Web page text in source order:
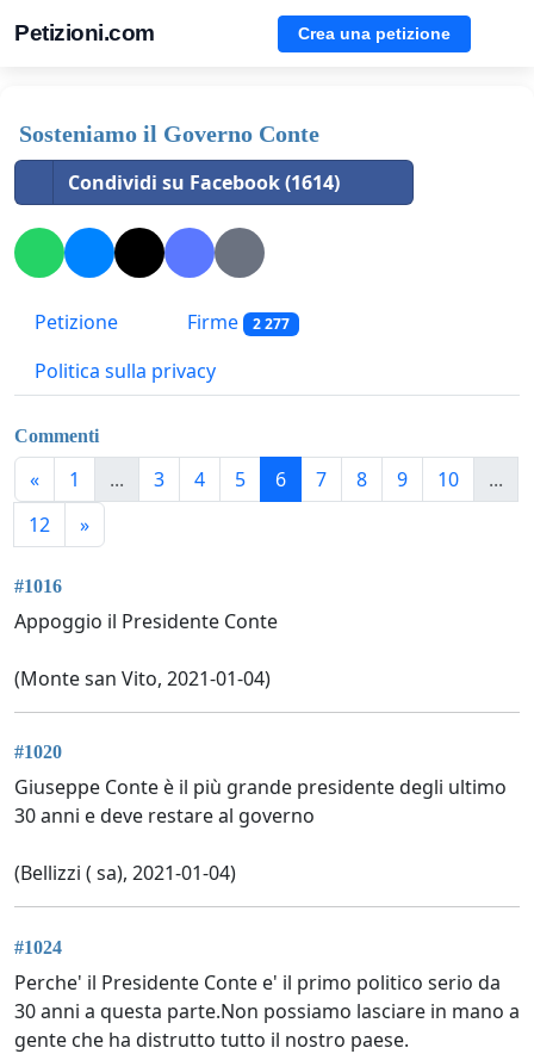
Petizioni.com Crea una petizione
Sosteniamo il Governo Conte
Condividi su Facebook (1614)
Petizione Firme 2 277
Politica sulla privacy
Commenti
« 1 ... 3 4 5 6 7 8 9 10
...
12
»
#1016
Appoggio il Presidente Conte
(Monte san Vito, 2021-01-04)
#1020
Giuseppe Conte è il più grande presidente degli ultimo
30 anni e deve restare al governo
(Bellizzi ( sa), 2021-01-04)
#1024
Perche' il Presidente Conte e' il primo politico serio da
30 anni a questa parte.Non possiamo lasciare in mano a
gente che ha distrutto tutto il nostro paese.